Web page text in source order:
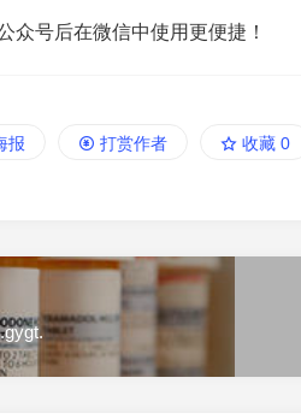
众号后在微信中使用更便捷！
报 打赏作者 收藏0